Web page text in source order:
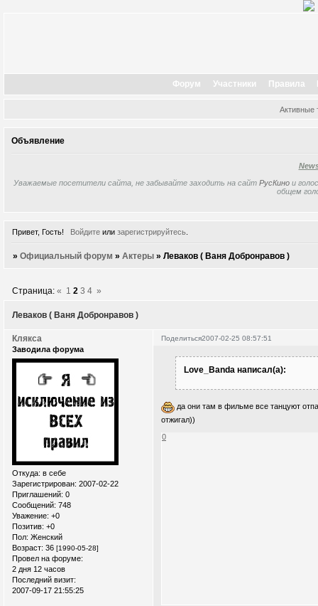
Форум Участники Правила
Активные
Объявление
Уважаемые посетители сайта, не забывайте заходить на сайт РусКино и
общем
Привет, Гость! Войдитеили зарегистрируйтесь.
»Официальный форум »Актеры »Леваков ( Ваня Добронравов )
Леваков ( Ваня Добронравов )
Страница:« 1 2 3 4 »
Поделиться2007-02-25 08:57:51
Клякса
Заводила форума
Откуда: в себе
Зарегистрирован: 2007-02-22
Приглашений: 0
Сообщений: 748
Уважение: +0
Позитив: +0
Пол: Женский
Возраст: 36 [1990-05-28]
Провел на форуме:
2 дня 12 часов
Последний визит:
2007-09-17 21:55:25
Love_Banda написал(а):
да они там в фильме все танцуют
отжигал))
0